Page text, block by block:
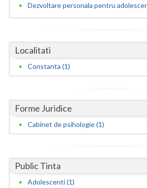
Giurgiu
Harghita
Hunedoara
Iasi
Ilfov
Mehedinti
Mures
Dezvoltare personala pentru
Educatie parentala pentru parinti sau
Interventie psihologica in tulburarile de
Interventie psihoterapeutica in
Interventie psihoterapeutica in
(1)
Interventie psihoterapeutica in ticuri (1)
Interventie psihoterapeutica in
Localitati
Constanta (1)
Forme Juridice
Cabinet de psihologie (1)
Public Tinta
Adolescenti (1)